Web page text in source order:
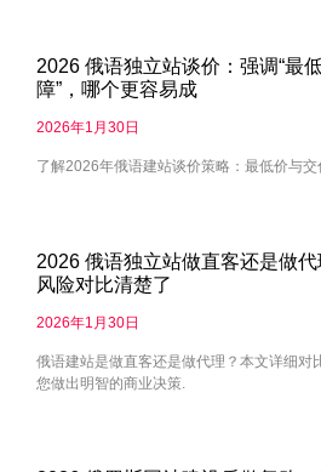
2026 俄语独立站谈价：强调“最
障”，哪个更容易成
2026年1月30日
了解2026年俄语建站谈价策略：最低价与交
2026 俄语独立站做直客还是做
风险对比清楚了
2026年1月30日
俄语建站是做直客还是做代理？本文详细对
您做出明智的商业决策.